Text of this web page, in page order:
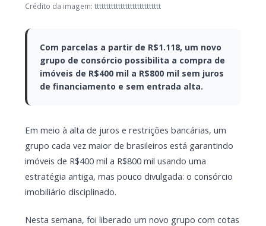
Crédito da imagem: tttttttttttttttttttttttttttt
Com parcelas a partir de R$1.118, um novo
grupo de consórcio possibilita a compra de
imóveis de R$400 mil a R$800 mil sem juros
de financiamento e sem entrada alta.
Em meio à alta de juros e restrições bancárias, um
grupo cada vez maior de brasileiros está garantindo
imóveis de R$400 mil a R$800 mil usando uma
estratégia antiga, mas pouco divulgada: o consórcio
imobiliário disciplinado.
Nesta semana, foi liberado um novo grupo com cotas